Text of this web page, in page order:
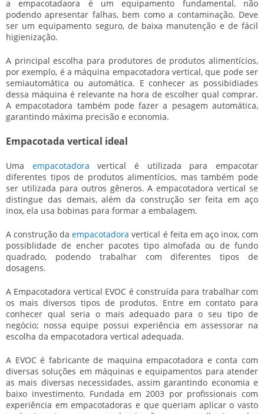
a empacotadaora é um equipamento fundamental, não
podendo apresentar falhas, bem como a contaminação. Deve
ser um equipamento seguro, de baixa manutenção e de fácil
higienização.
A principal escolha para produtores de produtos alimentícios,
por exemplo, é a máquina empacotadora vertical, que pode ser
semiautomática ou automática. E conhecer as possibidiades
dessa máquina é relevante na hora de escolher qual comprar.
A empacotadora também pode fazer a pesagem automática,
garantindo máxima precisão e economia.
Empacotada vertical ideal
Uma empacotadora vertical é utilizada para empacotar
diferentes tipos de produtos alimentícios, mas também pode
ser utilizada para outros gêneros. Aempacotadora vertical se
distingue das demais, além da construção ser feita em aço
inox, ela usa bobinas para formar a embalagem.
A construção daempacotadora vertical é feita em aço inox, com
possiblidade de encher pacotes tipo almofada ou de fundo
quadrado, podendo trabalhar com diferentes tipos de
dosagens.
A Empacotadora vertical EVOC é construída para trabalhar com
os mais diversos tipos de produtos. Entre em contato para
conhecer qual seria o mais adequado para o seu tipo de
negócio; nossa equipe possui experiência em assessorar na
escolha da empacotadora vertical adequada.
A EVOC é fabricante de maquina empacotadora e conta com
diversas soluções em máquinas e equipamentos para atender
as mais diversas necessidades, assim garantindo economia e
baixo investimento. Fundada em 2003 por profissionais com
experiência em empacotadoras e que queriam aplicar o vasto